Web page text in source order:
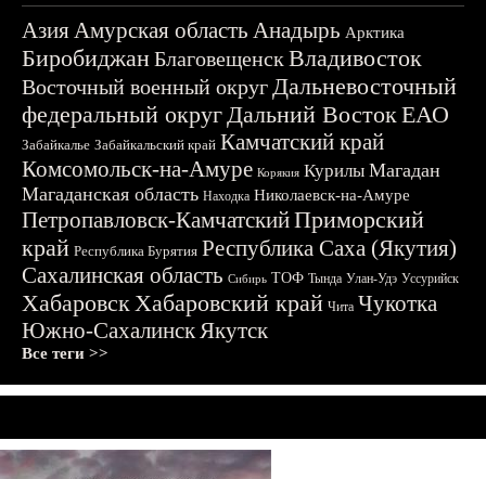
АзияАмурская область Анадырь Арктика
БиробиджанБлаговещенскВладивосток
Восточный военный округДальневосточный
федеральный округДальний ВостокЕАО
Забайкалье Забайкальский край Камчатский край
Комсомольск-на-Амуре Корякия Курилы Магадан
Магаданская область Находка Николаевск-на-Амуре
Петропавловск-КамчатскийПриморский
край Республика Бурятия Республика Саха (Якутия)
Сахалинская область Сибирь ТОФ Тында Улан-Удэ Уссурийск
ХабаровскХабаровский край Чита Чукотка
Южно-СахалинскЯкутск
Все теги >>